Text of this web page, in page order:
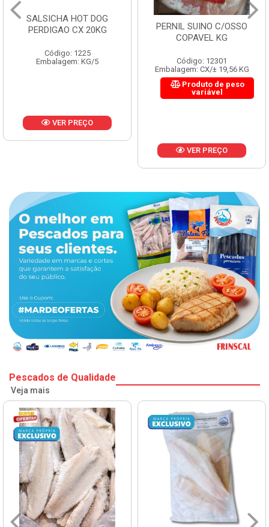
SALSICHA HOT DOG
PERDIGAO CX 20KG
Código: 1225
Embalagem: KG/5
VER PREÇO
PERNIL SUINO C/OSSO
COPAVEL KG
Código: 12301
Embalagem: CX/± 19,56 KG
Produto de peso
variável
VER PREÇO
Pescados de Qualidade
Veja mais